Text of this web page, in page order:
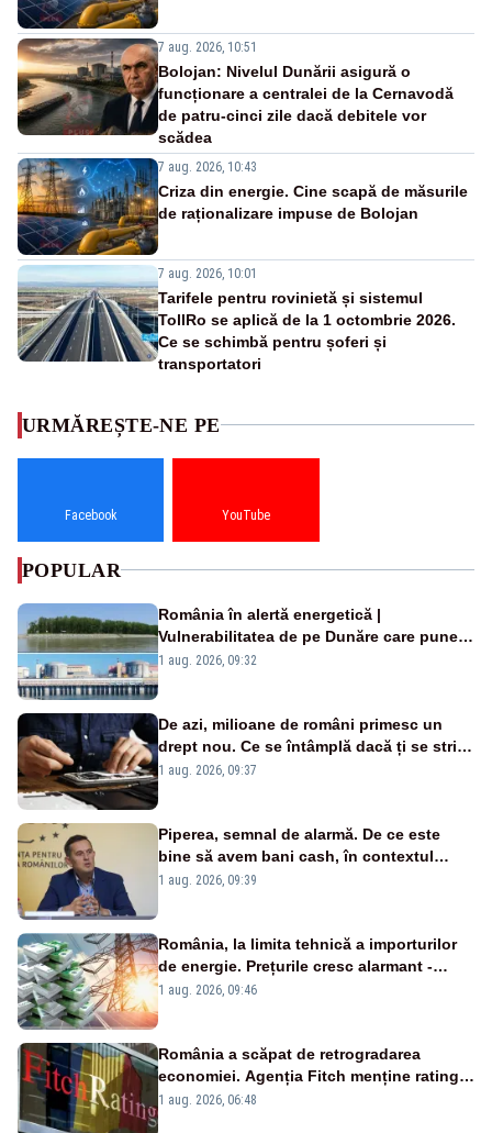
7 aug. 2026, 10:51
Bolojan: Nivelul Dunării asigură o
funcționare a centralei de la Cernavodă
de patru-cinci zile dacă debitele vor
scădea
7 aug. 2026, 10:43
Criza din energie. Cine scapă de măsurile
de raționalizare impuse de Bolojan
7 aug. 2026, 10:01
Tarifele pentru rovinietă și sistemul
TollRo se aplică de la 1 octombrie 2026.
Ce se schimbă pentru șoferi și
transportatori
URMĂREȘTE-NE PE
Facebook YouTube
POPULAR
România în alertă energetică |
Vulnerabilitatea de pe Dunăre care pune
în pericol Centrala Cernavodă era
1 aug. 2026, 09:32
De azi, milioane de români primesc un
drept nou. Ce se întâmplă dacă ți se strică
un produs
1 aug. 2026, 09:37
Piperea, semnal de alarmă. De ce este
bine să avem bani cash, în contextul
alertei energetice?
1 aug. 2026, 09:39
România, la limita tehnică a importurilor
de energie. Prețurile cresc alarmant -
Analiză Realitatea Plus
1 aug. 2026, 09:46
România a scăpat de retrogradarea
economiei. Agenția Fitch menține ratingul
„BBB-” cu perspectivă negativă
1 aug. 2026, 06:48